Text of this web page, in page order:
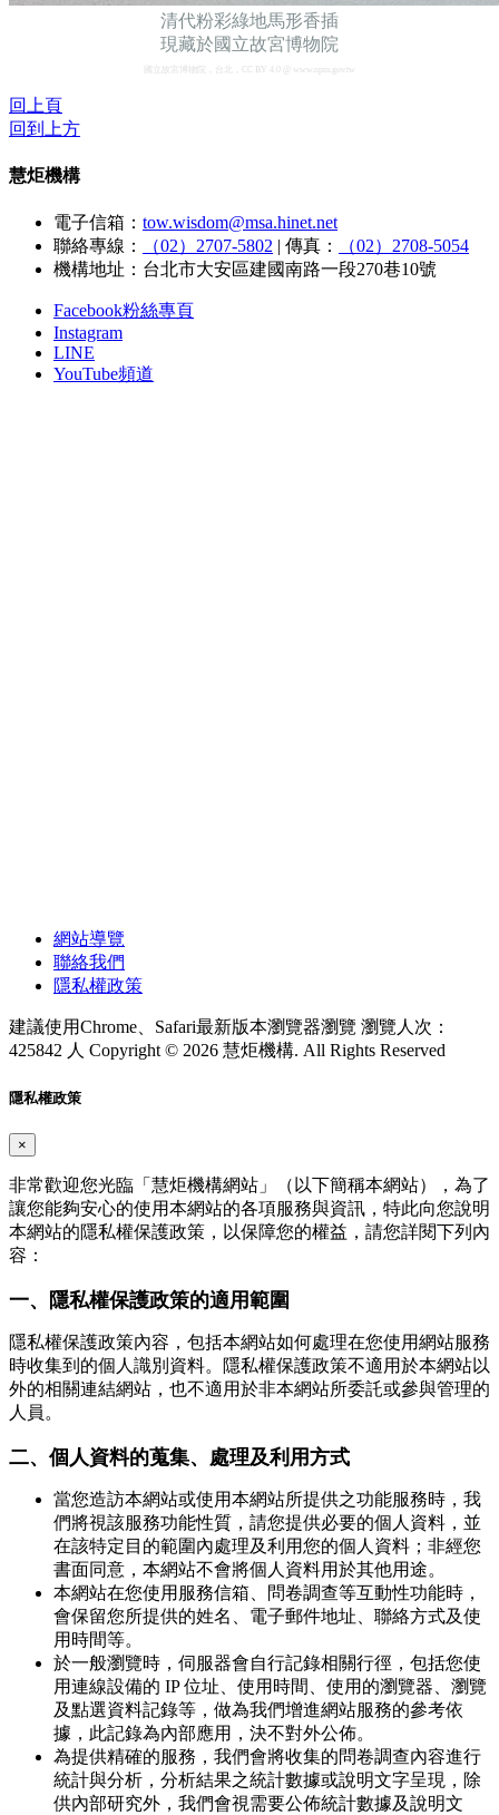
清代粉彩綠地馬形香插
現藏於國立故宮博物院
國立故宮博物院，台北，CC BY 4.0 @ www.npm.gov.tw
回上頁
回到上方
慧炬機構
電子信箱： tow.wisdom@msa.hinet.net
聯絡專線：
（02）2707-5802 | 傳真：
（02）2708-5054
機構地址：台北市大安區建國南路一段270巷10號
Facebook粉絲專頁
Instagram
LINE
YouTube頻道
網站導覽
聯絡我們
隱私權政策
建議使用Chrome、Safari最新版本瀏覽器瀏覽 瀏覽人次：
425842 人 Copyright © 2026 慧炬機構. All Rights Reserved
隱私權政策
×
非常歡迎您光臨「慧炬機構網站」（以下簡稱本網站），為了
讓您能夠安心的使用本網站的各項服務與資訊，特此向您說明
本網站的隱私權保護政策，以保障您的權益，請您詳閱下列內
容：
一、隱私權保護政策的適用範圍
隱私權保護政策內容，包括本網站如何處理在您使用網站服務
時收集到的個人識別資料。隱私權保護政策不適用於本網站以
外的相關連結網站，也不適用於非本網站所委託或參與管理的
人員。
二、個人資料的蒐集、處理及利用方式
當您造訪本網站或使用本網站所提供之功能服務時，我
們將視該服務功能性質，請您提供必要的個人資料，並
在該特定目的範圍內處理及利用您的個人資料；非經您
書面同意，本網站不會將個人資料用於其他用途。
本網站在您使用服務信箱、問卷調查等互動性功能時，
會保留您所提供的姓名、電子郵件地址、聯絡方式及使
用時間等。
於一般瀏覽時，伺服器會自行記錄相關行徑，包括您使
用連線設備的 IP 位址、使用時間、使用的瀏覽器、瀏覽
及點選資料記錄等，做為我們增進網站服務的參考依
據，此記錄為內部應用，決不對外公佈。
為提供精確的服務，我們會將收集的問卷調查內容進行
統計與分析，分析結果之統計數據或說明文字呈現，除
供內部研究外，我們會視需要公佈統計數據及說明文